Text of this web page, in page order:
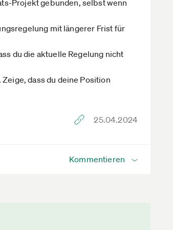
Projekt gebunden, selbst wenn
mit längerer Frist für
du die aktuelle Regelung nicht
dass du deine Position
25.04.2024
Kommentieren